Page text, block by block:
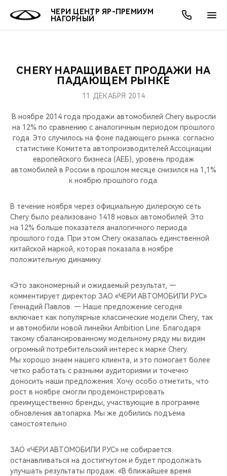
ЧЕРИ ЦЕНТР ЯР-ПРЕМИУМ
НАГОРНЫЙ
МОДЕЛИ
КРОССОВЕРЫ
СЕДАНЫ
ПОКУПАТЕЛЯМ
КРЕДИТ И СТРАХОВАНИЕ
ВЛАДЕЛЬЦАМ
ЗАПЧАСТИ И АКСЕССУАРЫ
ПОДДЕРЖКА
МИР CHERY
О БРЕНДЕ
CHERY В СОЦСЕТЯХ
БЛАГОТВОРИТЕЛЬНОСТЬ
CHERY REMOTE
CHERY И СПОРТ
ВИДЕООБЗОРЫ
CHERY ДЛЯ ДЕТЕЙ
АКЦИИ
ОНЛАЙН СЕРВИСЫ
КРЕДИТ
О КОМПАНИИ
МЫ В СОЦСЕТЯХ
CHERY НАРАЩИВАЕТ ПРОДАЖИ НА
ПАДАЮЩЕМ РЫНКЕ
11 ДЕКАБРЯ 2014
В ноябре 2014 года продажи автомобилей Chery выросли
на 12% по сравнению с аналогичным периодом прошлого
года. Это случилось на фоне падающего рынка: согласно
статистике Комитета автопроизводителей Ассоциации
европейского бизнеса (АЕБ), уровень продаж
автомобилей в России в прошлом месяце снизился на 1,1%
к ноябрю прошлого года.
В течение ноября через официальную дилерскую сеть
Chery было реализовано 1418 новых автомобилей. Это
на 12% больше показателя аналогичного периода
прошлого года. При этом Chery оказалась единственной
китайской маркой, которая показала в ноябре
положительную динамику.
«Это закономерный и ожидаемый результат, —
комментирует директор ЗАО «ЧЕРИ АВТОМОБИЛИ РУС»
Геннадий Павлов. — Наше предложение сегодня
включает как популярные классические модели Chery, так
и автомобили новой линейки Ambition Line. Благодаря
такому сбалансированному модельному ряду мы видим
огромный потребительский интерес к марке Chery.
Мы хорошо знаем нашего клиента, и это помогает более
четко работать с разными аудиториями и точечно
доносить наши предложения. Хочу особо отметить, что
рост в ноябре смогли продемонстрировать
преимущественно бренды, участвующие в программе
обновления автопарка. Мы же добились подъема
самостоятельно.
ЗАО «ЧЕРИ АВТОМОБИЛИ РУС» не собирается
останавливаться на достигнутом и будет продолжать
улучшать результаты продаж. «В ближайшее время